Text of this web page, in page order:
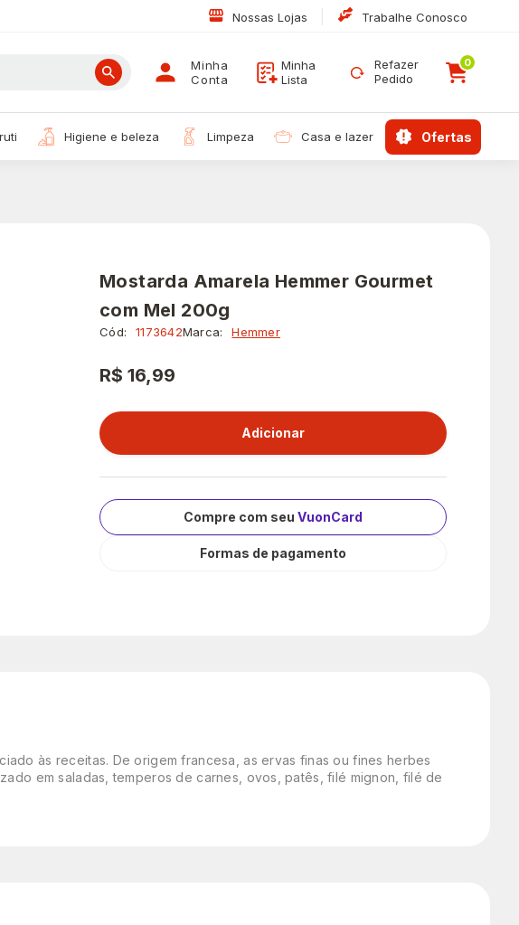
Nossas Lojas Trabalhe Conosco
Minha
Conta
Minha
Lista
Refazer
Pedido
0
higiene e beleza limpeza casa e lazer ofertas
Mostarda Amarela Hemmer Gourmet
com Mel 200g
Cód: 1173642Marca: Hemmer
R$ 16,99
Compre com seu VuonCard
Formas de pagamento
às receitas. De origem francesa, as ervas finas ou fines herbes
em saladas, temperos de carnes, ovos, patês, filé mignon, filé de